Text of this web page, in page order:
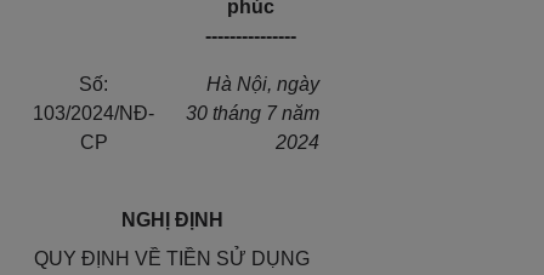
phúc
---------------
Số:
103/2024/NĐ-
CP
Hà Nội, ngày
30 tháng 7 năm
2024
NGHỊ ĐỊNH
QUY ĐỊNH VỀ TIỀN SỬ DỤNG